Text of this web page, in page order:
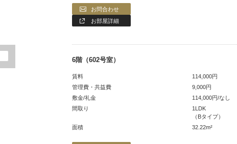
お問合わせ
お部屋詳細
6階（602号室）
114,000円
9,000円
114,000円/なし
1LDK
（Bタイプ）
32.22m²